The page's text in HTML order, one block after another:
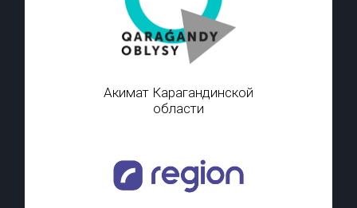
Акимат Карагандинской
области